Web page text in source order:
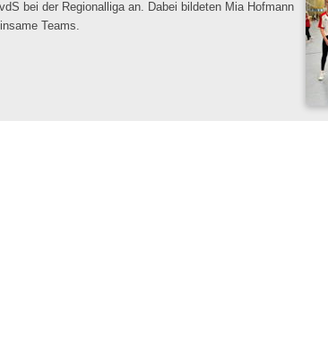
bei der Regionalliga an. Dabei bildeten Mia Hofmann
Teams.